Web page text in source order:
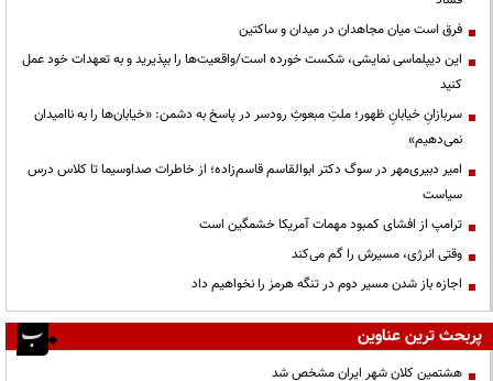
فرق است میان مجاهدان در میدان و ساکتین
این دیپلماسی نمایشی، شکست خورده است/واقعیت‌ها را بپذیرید و به تعهدات خود عمل
کنید
سربازانِ خیابانِ ظهور؛ ملتِ مبعوثِ رودسر در پاسخ به دشمن: «خیابان‌ها را به ناامیدان
نمی‌دهیم»
امیر دبیری‌مهر در سوگ دکتر ابوالقاسم قاسم‌زاده؛ از خاطرات صداوسیما تا کلاس درس
سیاست
ترامپ از افشای کمبود مهمات آمریکا خشمگین است
وقتی انرژی، مسیرش را گم می‌کند
اجازه باز شدن مسیر دوم در تنگه هرمز را نخواهیم داد
پربحث ترین عناوین
هشتمین کلان شهر ایران مشخص شد